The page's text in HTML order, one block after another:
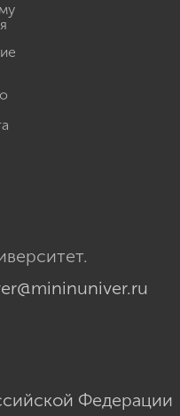
Федерации